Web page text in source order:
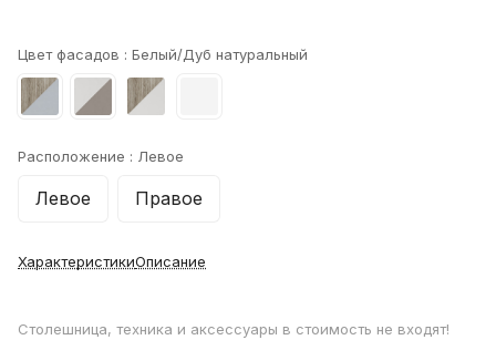
Цвет фасадов : Белый/Дуб натуральный
Расположение : Левое
Левое Правое
ХарактеристикиОписание
Столешница, техника и аксессуары в стоимость не входят!